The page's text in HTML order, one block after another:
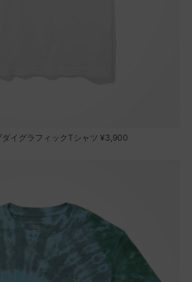
ダイグラフィックTシャツ ¥3,900